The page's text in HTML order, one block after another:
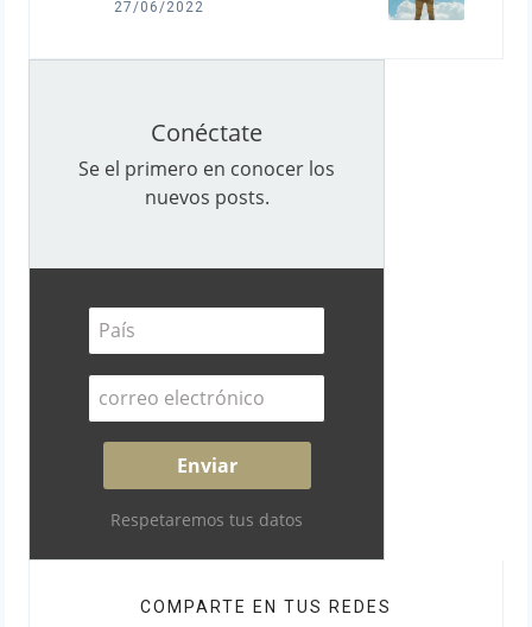
27/06/2022
Conéctate
Se el primero en conocer los
nuevos posts.
Respetaremos tus datos
COMPARTE EN TUS REDES